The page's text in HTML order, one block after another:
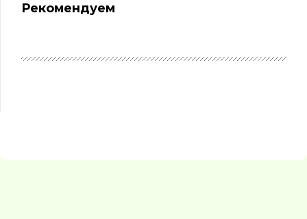
Рекомендуем